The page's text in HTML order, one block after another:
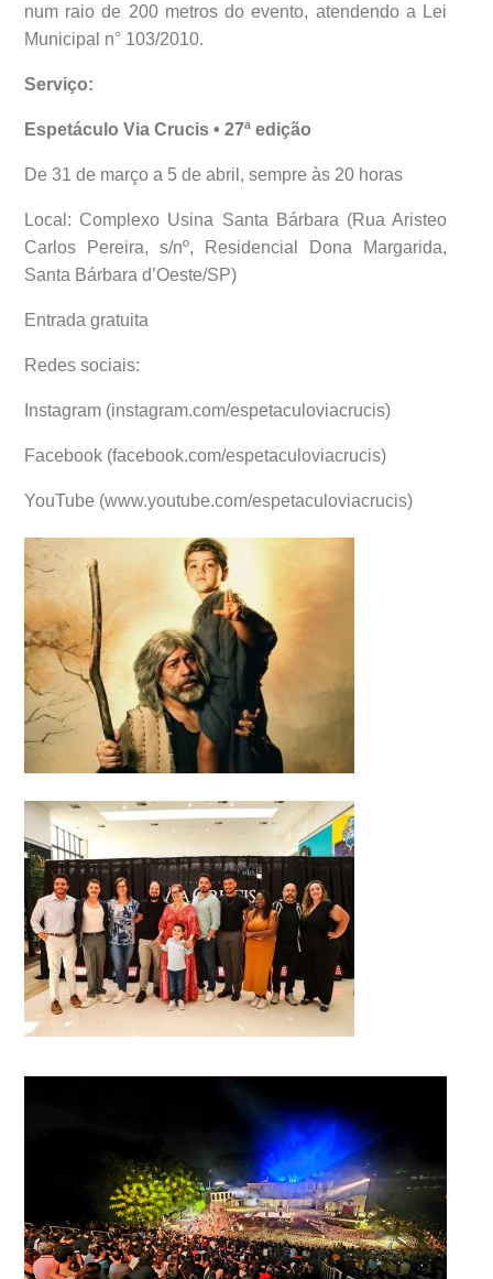
num raio de 200 metros do evento, atendendo a Lei
Municipal n° 103/2010.
Serviço:
Espetáculo Via Crucis • 27ª edição
De 31 de março a 5 de abril, sempre às 20 horas
Local: Complexo Usina Santa Bárbara (Rua Aristeo
Carlos Pereira, s/nº, Residencial Dona Margarida,
Santa Bárbara d’Oeste/SP)
Entrada gratuita
Redes sociais:
Instagram (instagram.com/espetaculoviacrucis)
Facebook (facebook.com/espetaculoviacrucis)
YouTube (www.youtube.com/espetaculoviacrucis)